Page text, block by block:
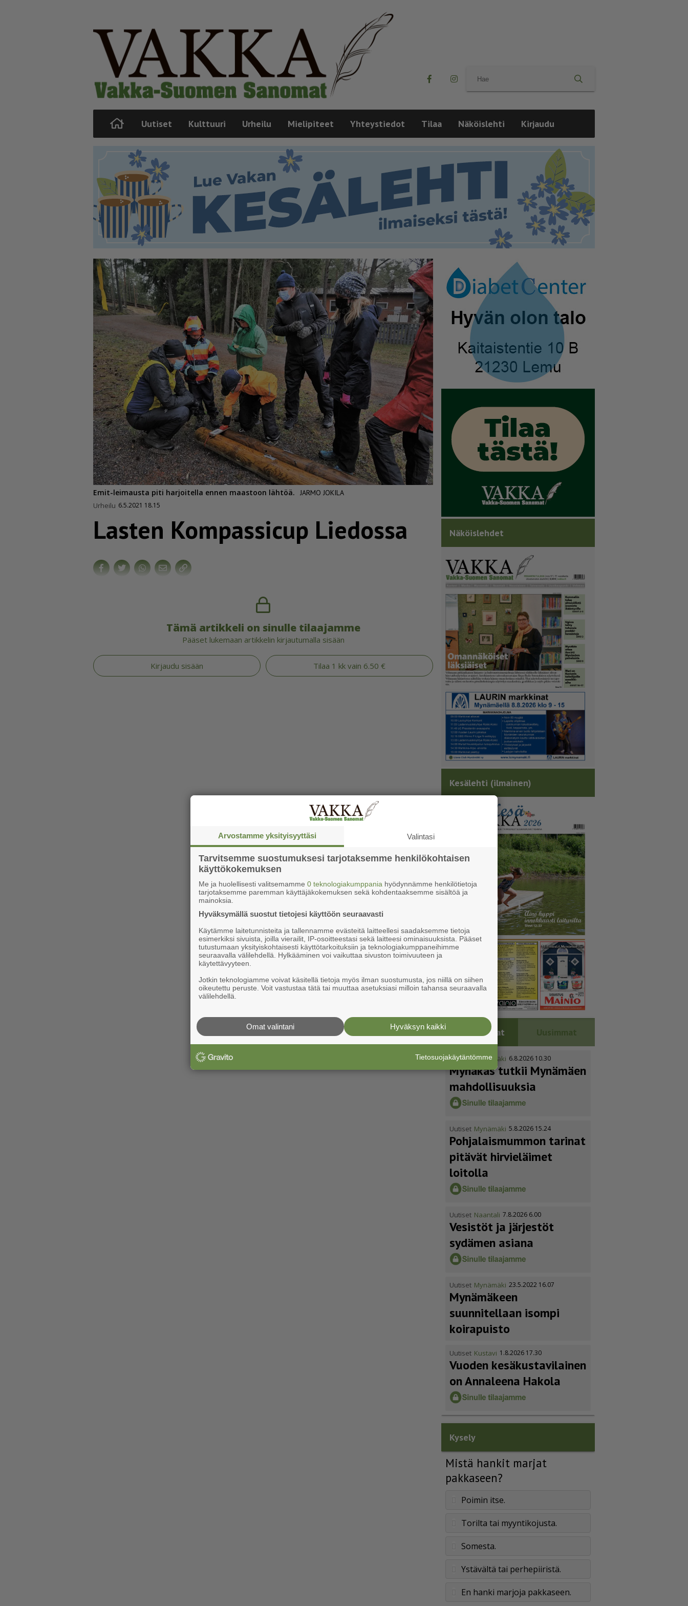
Uutiset Kulttuuri Urheilu Mielipiteet Yhteystiedot Tilaa Näköislehti Kirjaudu
Emit-leimausta piti harjoitella ennen maastoon lähtöä.
JARMO JOKILA
Urheilu 6.5.2021 18.15
Lasten Kompassicup Liedossa
Tämä artikkeli on sinulle tilaajamme
Pääset lukemaan artikkelin kirjautumalla sisään
Kirjaudu sisään Tilaa 1 kk vain 6.50 €
Näköislehdet
Kesälehti (ilmainen)
Luetuimmat Uusimmat
Uutiset Mynämäki 6.8.2026 10.30
Mynäkäs tutkii Mynämäen
mahdol­li­suuksia
Uutiset Mynämäki 5.8.2026 15.24
Pohja­lais­mummon tarinat
pitävät hirvieläimet
loitolla
Uutiset Naantali 7.8.2026 6.00
Vesistöt ja järjestöt
sydämen asiana
Uutiset Mynämäki 23.5.2022 16.07
Mynämäkeen
suunnitellaan isompi
koirapuisto
Uutiset Kustavi 1.8.2026 17.30
Vuoden kesäkus­ta­vi­lainen
on Annaleena Hakola
Kysely
Mistä hankit marjat
pakkaseen?
Poimin itse.
Torilta tai myyntikojusta.
Somesta.
Ystävältä tai perhepiiristä.
En hanki marjoja pakkaseen.
Arvostamme yksityisyyttäsi Valintasi
Tarvitsemme suostumuksesi tarjotaksemme henkilökohtaisen
käyttökokemuksen
Me ja huolellisesti valitsemamme 0 teknologiakumppania hyödynnämme henkilötietoja
tarjotaksemme paremman käyttäjäkokemuksen sekä kohdentaaksemme sisältöä ja
mainoksia.
Hyväksymällä suostut tietojesi käyttöön seuraavasti
Käytämme laitetunnisteita ja tallennamme evästeitä laitteellesi saadaksemme tietoja
esimerkiksi sivuista, joilla vierailit, IP-osoitteestasi sekä laitteesi ominaisuuksista. Pääset
tutustumaan yksityiskohtaisesti käyttötarkoituksiin ja teknologiakumppaneihimme
seuraavalla välilehdellä. Hylkääminen voi vaikuttaa sivuston toimivuuteen ja
käytettävyyteen.
Jotkin teknologiamme voivat käsitellä tietoja myös ilman suostumusta, jos niillä on siihen
oikeutettu peruste. Voit vastustaa tätä tai muuttaa asetuksiasi milloin tahansa seuraavalla
välilehdellä.
Hyväksyn kaikki
Omat valintani
Tietosuojakäytäntömme